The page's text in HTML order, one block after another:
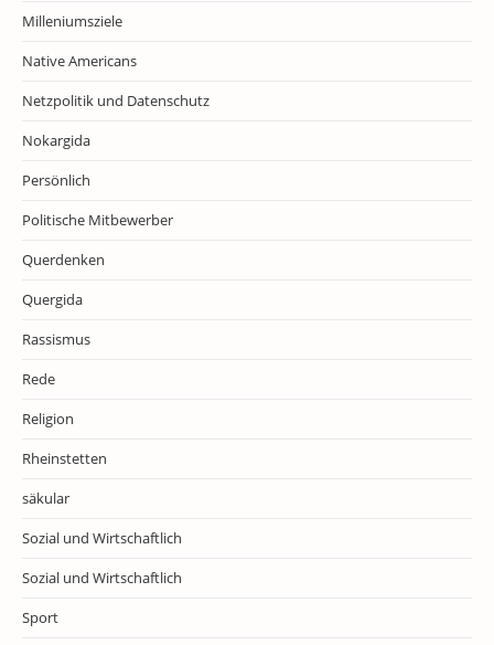
Milleniumsziele
Native Americans
Netzpolitik und Datenschutz
Nokargida
Persönlich
Politische Mitbewerber
Querdenken
Quergida
Rassismus
Rede
Religion
Rheinstetten
säkular
Sozial und Wirtschaftlich
Sozial und Wirtschaftlich
Sport